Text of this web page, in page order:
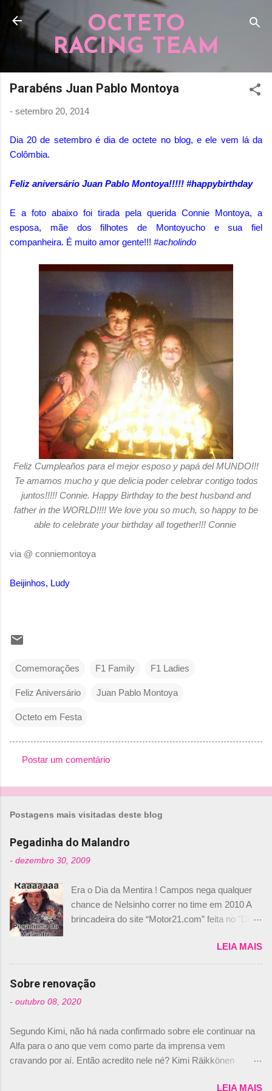
Pular para o conteúdo principal
OCTETO
RACING TEAM
Parabéns Juan Pablo Montoya
- setembro 20, 2014
Dia 20 de setembro é dia de octete no blog, e ele vem lá da
Colômbia.
Feliz aniversário Juan Pablo Montoya!!!!! #happybirthday
E a foto abaixo foi tirada pela querida Connie Montoya, a
esposa, mãe dos filhotes de Montoyucho e sua fiel
companheira. É muito amor gente!!! #acholindo
Feliz Cumpleaños para el mejor esposo y papá del MUNDO!!!
Te amamos mucho y que delicia poder celebrar contigo todos
juntos!!!!! Connie. Happy Birthday to the best husband and
father in the WORLD!!!! We love you so much, so happy to be
able to celebrate your birthday all together!!! Connie
via @ conniemontoya
Beijinhos, Ludy
Comemorações F1 Family F1 Ladies
Feliz Aniversário Juan Pablo Montoya
Octeto em Festa
o
n
t
r
i
o
Postar um comentário
Postagens mais visitadas deste blog
Pegadinha do Malandro
- dezembro 30, 2009
Era o Dia da Mentira ! Campos nega qualquer
chance de Nelsinho correr no time em 2010 A
brincadeira do site “Motor21.com” feita no "Día
de abril –, afirmando que Nelson Piquet havia
comprado 15% das ações da Campos, dando,
com isso, um lugar no time a Nelsinho Piquet,
foi esclarecida de uma vez por todas por
Daniele Audetto, diretor da escuderia. O
não será o companheiro de Bruno Senna em
2010. "Na verdade, nós recebemos uma oferta
de Piquet", admitiu Audetto. “Mas depois de ter
LEIA MAIS
Sobre renovação
- outubro 08, 2020
Segundo Kimi, não há nada confirmado sobre ele continuar na
Alfa para o ano que vem como parte da imprensa vem
cravando por aí. Então acredito nele né? Kimi Räikkönen
LEIA MAIS